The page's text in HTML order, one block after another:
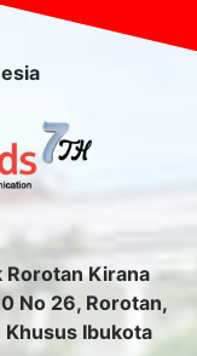
Kirana
No 26, Rorotan,
Khusus Ibukota